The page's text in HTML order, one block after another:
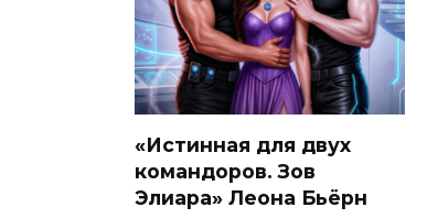
«Истинная для двух
командоров. Зов
Элиара» Леона Бьёрн